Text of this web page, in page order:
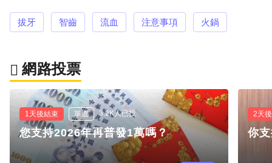
拔牙 智齒 流血 注意事項 火鍋
網路投票
1天後結束 單選 3.2K人已投
您支持2026年再普發1萬嗎？
2天
你